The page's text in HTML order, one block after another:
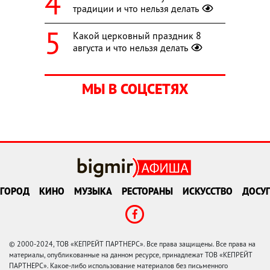
традиции и что нельзя делать
Какой церковный праздник 8
августа и что нельзя делать
МЫ В СОЦСЕТЯХ
ГОРОД КИНО МУЗЫКА РЕСТОРАНЫ ИСКУССТВО ДОСУГ
© 2000-2024, ТОВ «КЕПРЕЙТ ПАРТНЕРС». Все права защищены. Все права на
материалы, опубликованные на данном ресурсе, принадлежат ТОВ «КЕПРЕЙТ
ПАРТНЕРС». Какое-либо использование материалов без письменного